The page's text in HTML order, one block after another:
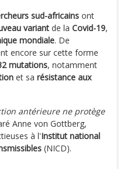
sud-africains ont
variant de la Covid-19,
mondiale. De
encore sur cette forme
mutations, notamment
et sa résistance aux
antérieure ne protège
Anne von Gottberg,
à l'Institut national
(NICD).